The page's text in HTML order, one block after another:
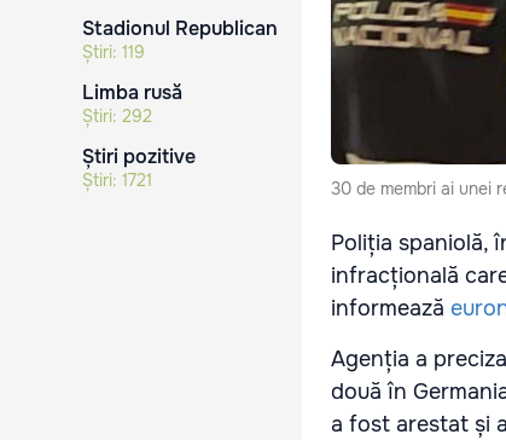
Stadionul Republican
Știri: 119
Limba rusă
Știri: 292
Știri pozitive
Știri: 1721 30 de membri ai unei
Poliția spaniolă,
infracțională
informează
Agenția a
două în
a fost arestat și